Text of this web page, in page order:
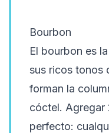
Bourbon
El bourbon es
sus ricos tonos
forman la
cóctel. Agregar
perfecto: